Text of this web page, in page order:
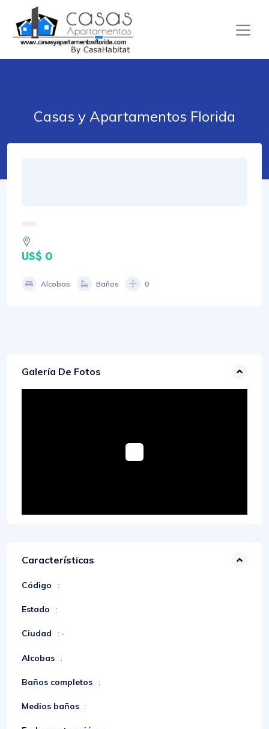
Casas y Apartamentos Florida
US$ 0
Alcobas Baños 0
Galería De Fotos
Características
Código :
Estado :
Ciudad : -
Alcobas :
Baños completos :
Medios baños :